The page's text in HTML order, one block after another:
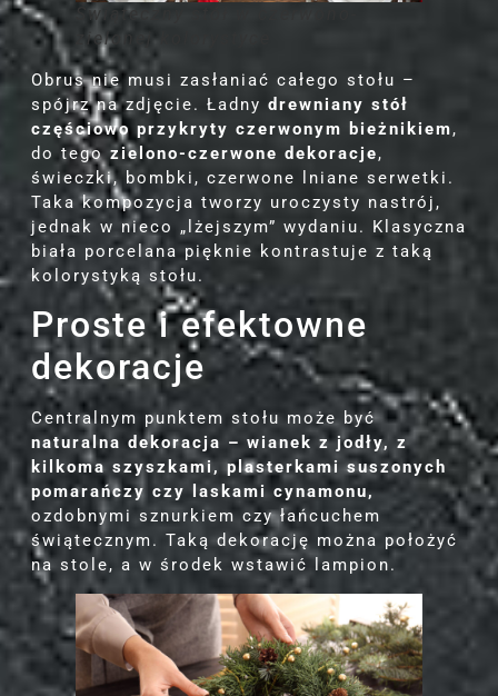
Świąteczny stół
zielonej kolorystyce
Obrus nie musi zasłaniać całego stołu –
spójrz na zdjęcie. Ładny drewniany stół
częściowo przykryty czerwonym bieżnikiem,
do tegozielono-czerwone dekoracje,
świeczki, bombki, czerwone lniane serwetki.
Taka kompozycja tworzy uroczysty nastrój,
jednak w nieco „lżejszym” wydaniu. Klasyczna
biała porcelana pięknie kontrastuje z taką
kolorystyką stołu.
Proste i efektowne
dekoracje
Centralnym punktem stołu może być
naturalna dekoracja – wianek z jodły, z
kilkoma szyszkami, plasterkami suszonych
pomarańczy czy laskami cynamonu,
ozdobnymi sznurkiem czy łańcuchem
świątecznym. Taką dekorację można położyć
na stole, a w środek wstawić lampion.